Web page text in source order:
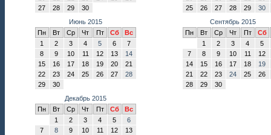
27
28 29 30
25
26 27 28 29
30
Июнь 2015
Пн
Вт Ср Чт Пт Сб
Вс
1
2 3 4 5 6
7
8
9 10 11 12 13
14
15
16 17 18 19 20
21
22
23 24 25 26 27
28
29
30
Сентябрь 2015
Пн
Вт Ср Чт Пт
Сб
1
2 3 4
5
7
8 9 10 11
12
14
15 16 17 18
19
21
22 23 24 25
26
28
29
30
Декабрь 2015
Пн
Вт Ср Чт Пт Сб
Вс
1
2 3 4 5
6
7
8 9 10 11 12 13